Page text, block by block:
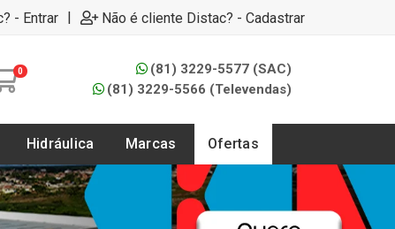
- Entrar | Não é cliente Distac? - Cadastrar
0
(81) 3229-5577 (SAC)
(81) 3229-5566 (Televendas)
Hidráulica Marcas Ofertas